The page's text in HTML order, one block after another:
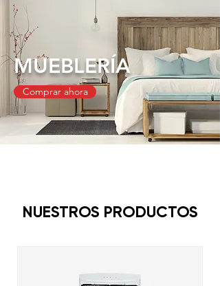
MUEBLERÍA
Comprar ahora
NUESTROS PRODUCTOS